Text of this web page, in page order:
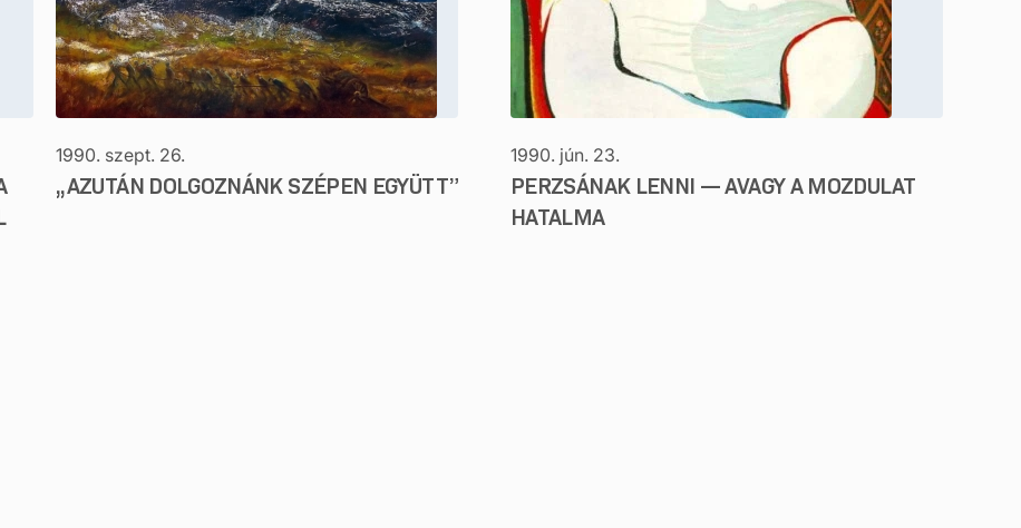
1990. szept. 26.
,,AZUTÁN DOLGOZNÁNK SZÉPEN EGYÜTT”
1990. jún. 23.
PERZSÁNAK LENNI — AVAGY A MOZDULAT
HATALMA